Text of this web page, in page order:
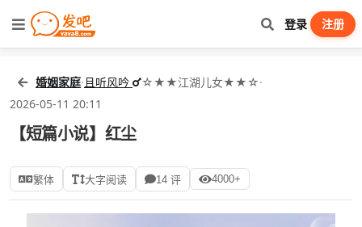
登录 注册
婚姻家庭· 且听风吟 ☆★★江湖儿女★★☆·
2026-05-11 20:11
【短篇小说】红尘
繁体 大字阅读 14 评 4000+